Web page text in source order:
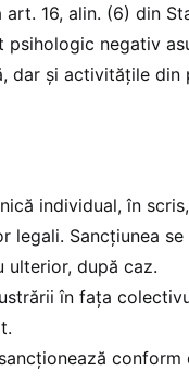
16, alin. (6) din
negativ
și activitățile din
individual, în
legali. Sancțiunea
ulterior, după caz.
în fața